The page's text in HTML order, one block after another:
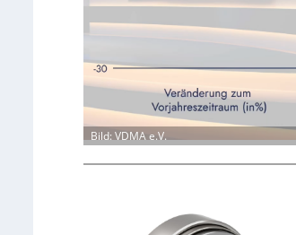
Bild: VDMA e.V.